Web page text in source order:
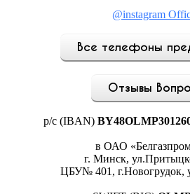
@instagram
Все телефоны
Отзывы
р/с (IBAN)
в ОАО
г. Минск,
ЦБУ№ 401, г.Новогрудок,